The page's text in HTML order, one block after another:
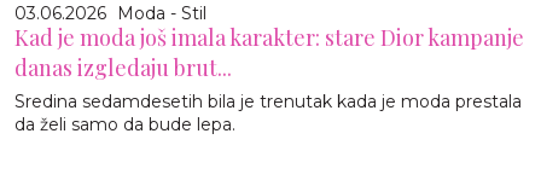
03.06.2026 Moda - Stil
Kad je moda još imala karakter: stare Dior kampanje
danas izgledaju brut...
Sredina sedamdesetih bila je trenutak kada je moda prestala
da želi samo da bude lepa.